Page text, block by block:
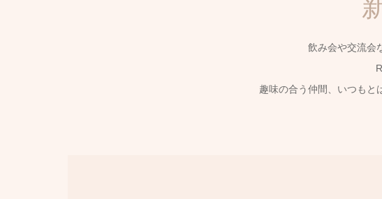
飲み会や交流会
趣味の合う仲間、いつもと